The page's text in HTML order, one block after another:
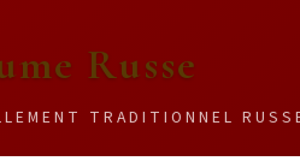
Russe
TRADITIONNEL